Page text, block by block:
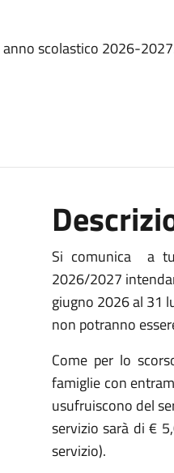
scolastico 2026-
Si comunica a
2026/2027
giugno 2026 al 31
non potranno
Come per lo
famiglie con
usufruiscono del
servizio sarà di €
servizio).